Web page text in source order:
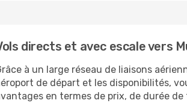
directs et avec escale vers
à un large réseau de liaisons
de départ et les disponibilités,
en termes de prix, de durée